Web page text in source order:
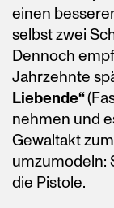
einen
selbst zwei
Dennoch
Jahrzehnte
Liebende“
nehmen und
Gewaltakt
umzumodeln:
die Pistole.